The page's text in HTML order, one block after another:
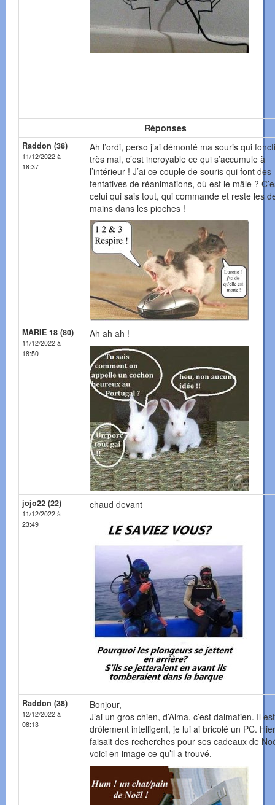
Réponses
Raddon (38)
11/12/2022 à
18:37
Ah l’ordi, perso j’ai démonté ma souris qui
très mal, c’est incroyable ce qui s’accumule à
l’intérieur ! J’ai ce couple de souris qui font des
tentatives de réanimations, où est le mâle ?
celui qui sais tout, qui commande et reste les
mains dans les pioches !
MARIE 18 (80)
11/12/2022 à
18:50
Ah ah ah !
jojo22 (22)
11/12/2022 à
23:49
chaud devant
Raddon (38)
12/12/2022 à
08:13
Bonjour,
J’ai un gros chien, d’Alma, c’est dalmatien. Il est
drôlement intelligent, je lui ai bricolé un PC.
faisait des recherches pour ses cadeaux de
voici en image ce qu’il a trouvé.